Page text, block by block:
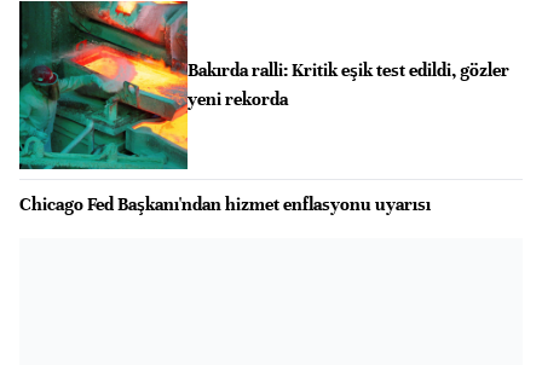
Bakırda ralli: Kritik eşik test edildi, gözler
yeni rekorda
Chicago Fed Başkanı'ndan hizmet enflasyonu uyarısı